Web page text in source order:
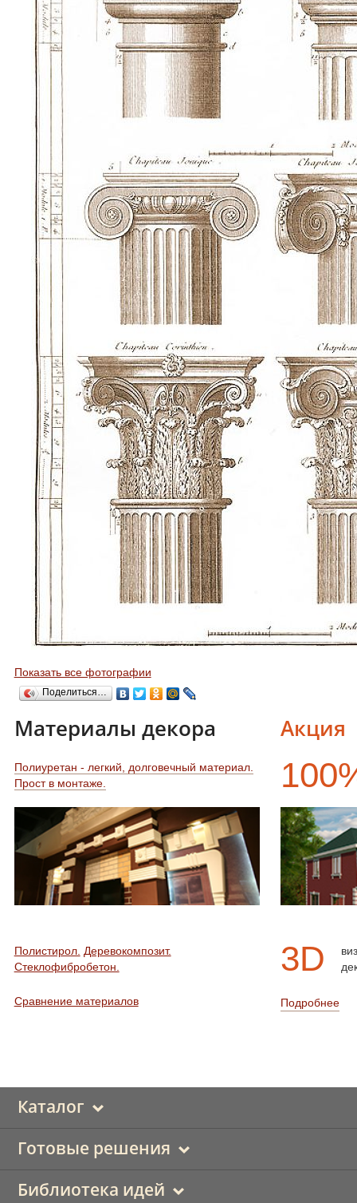
Показать все фотографии
Поделиться…
Акция
3D
Подробнее
Материалы декора
Полиуретан - легкий, долговечный материал.
Прост в монтаже.
Полистирол. Деревокомпозит.
Стеклофибробетон.
Сравнение материалов
Каталог
Готовые решения
Библиотека идей